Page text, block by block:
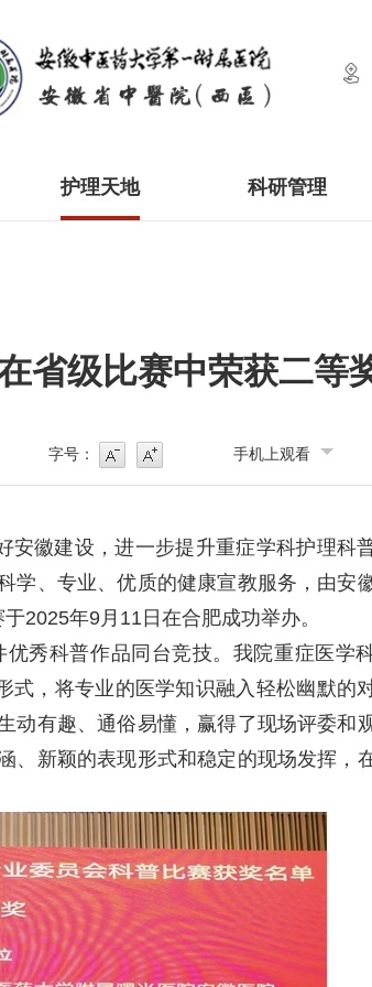
护理天地 科研管理
省级比赛中荣获二等
字号：
大 手机上观看
徽建设，进一步提升重症学科护理科
学、专业、优质的健康宣教服务，由安
2025年9月11日在合肥成功举办。
科普作品同台竞技。我院重症医学
，将专业的医学知识融入轻松幽默的
动有趣、通俗易懂，赢得了现场评委和
、新颖的表现形式和稳定的现场发挥，